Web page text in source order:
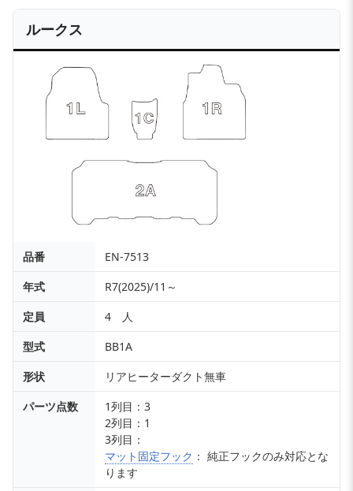
ルークス
品番
EN-7513
年式
R7(2025)/11～
定員
4 人
型式
BB1A
形状
リアヒーターダクト無車
パーツ点数
1列目：3
2列目：1
3列目：
マット固定フック ： 純正フックのみ対応とな
ります